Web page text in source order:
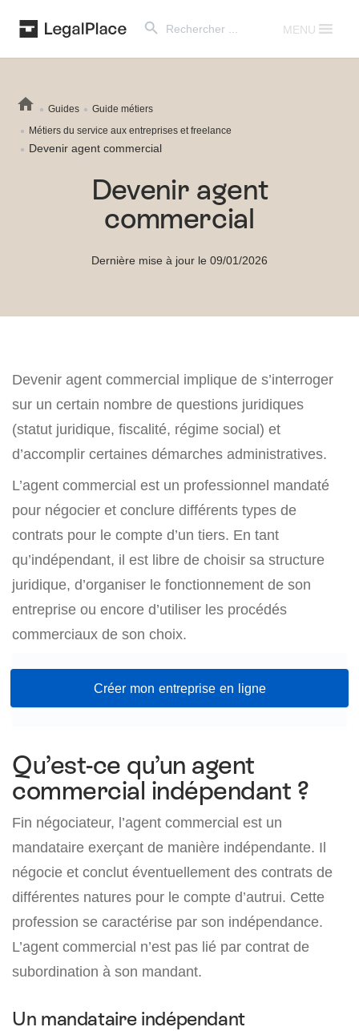
for:
MENU
Guides
Guide métiers
Métiers du service aux entreprises et freelance
Devenir agent commercial
Devenir agent
commercial
Dernière mise à jour le 09/01/2026
Devenir agent commercial implique de s’interroger
sur un certain nombre de questions juridiques
(statut juridique, fiscalité, régime social) et
d’accomplir certaines démarches administratives.
L’agent commercial est un professionnel mandaté
pour négocier et conclure différents types de
contrats pour le compte d’un tiers. En tant
qu’indépendant, il est libre de choisir sa structure
juridique, d’organiser le fonctionnement de son
entreprise ou encore d’utiliser les procédés
commerciaux de son choix.
Créer mon entreprise en ligne
Qu’est-ce qu’un agent
commercial indépendant ?
Fin négociateur, l’agent commercial est un
mandataire exerçant de manière indépendante. Il
négocie et conclut éventuellement des contrats de
différentes natures pour le compte d’autrui. Cette
profession se caractérise par son indépendance.
L’agent commercial n’est pas lié par contrat de
subordination à son mandant.
Un mandataire indépendant